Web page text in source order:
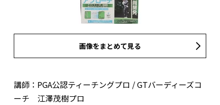
画像をまとめて見る
講師：PGA公認ティーチングプロ / GTバーディーズコ
ーチ 江澤茂樹プロ